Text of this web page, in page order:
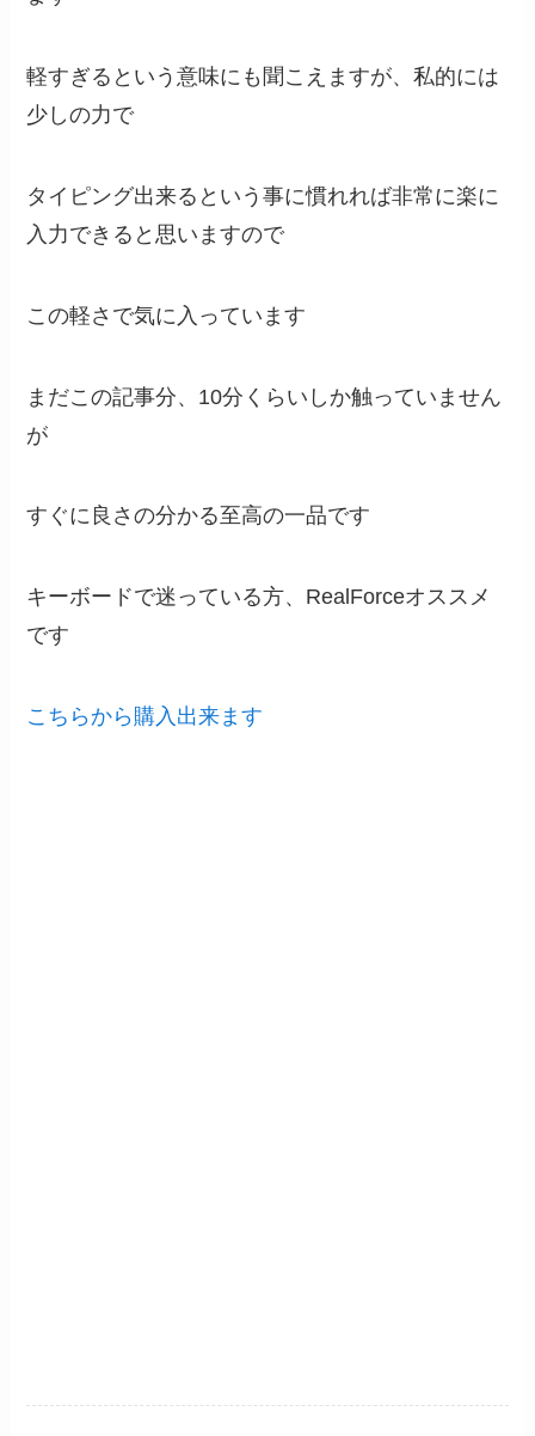
軽すぎるという意味にも聞こえますが、私的には
少しの力で
タイピング出来るという事に慣れれば非常に楽に
入力できると思いますので
この軽さで気に入っています
まだこの記事分、10分くらいしか触っていません
が
すぐに良さの分かる至高の一品です
キーボードで迷っている方、RealForceオススメ
です
こちらから購入出来ます